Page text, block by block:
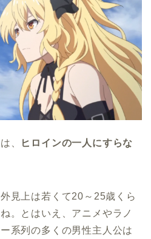
、
ヒロインの一人にすらな
見上は若くて20～25歳くら
。とはいえ、アニメやラノ
系列の多くの男性主人公は